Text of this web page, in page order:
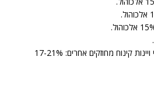
יינות מסוגי: פורט, מדיירה, שרי ויינות קינוח מחוזקים אחרים: 17-21%